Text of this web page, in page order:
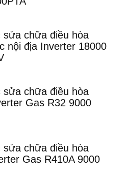
sửa chữa điều hòa
nội địa Inverter 18000
sửa chữa điều hòa
Gas R32 9000
sửa chữa điều hòa
Gas R410A 9000